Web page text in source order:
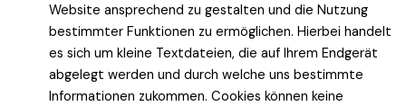
Website ansprechend zu gestalten und die Nutzung
bestimmter Funktionen zu ermöglichen. Hierbei handelt
es sich um kleine Textdateien, die auf Ihrem Endgerät
abgelegt werden und durch welche uns bestimmte
Informationen zukommen. Cookies können keine